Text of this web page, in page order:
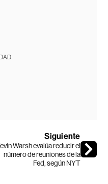
Siguiente
Warsh evalúa reducir el
número de reuniones de la
Fed, según NYT